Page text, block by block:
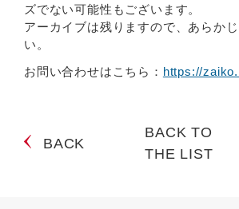
ズでない可能性もございます。
アーカイブは残りますので、あらか
い。
お問い合わせはこちら： https://
BACK
BACK TO
THE LIST